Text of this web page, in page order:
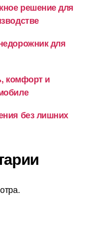
решение для
для
комфорт и
без лишних